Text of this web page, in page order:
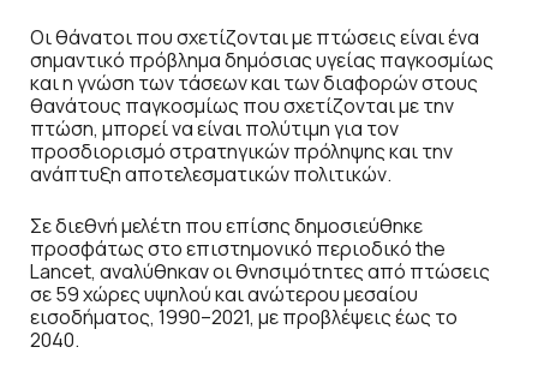
Οι θάνατοι που σχετίζονται με πτώσεις είναι ένα
σημαντικό πρόβλημα δημόσιας υγείας παγκοσμίως
και η γνώση των τάσεων και των διαφορών στους
θανάτους παγκοσμίως που σχετίζονται με την
πτώση, μπορεί να είναι πολύτιμη για τον
προσδιορισμό στρατηγικών πρόληψης και την
ανάπτυξη αποτελεσματικών πολιτικών.
Σε διεθνή μελέτη που επίσης δημοσιεύθηκε
προσφάτως στο επιστημονικό περιοδικό the
Lancet, αναλύθηκαν οι θνησιμότητες από πτώσεις
σε 59 χώρες υψηλού και ανώτερου μεσαίου
εισοδήματος, 1990–2021, με προβλέψεις έως το
2040.